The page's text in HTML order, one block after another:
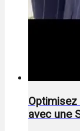
avec une